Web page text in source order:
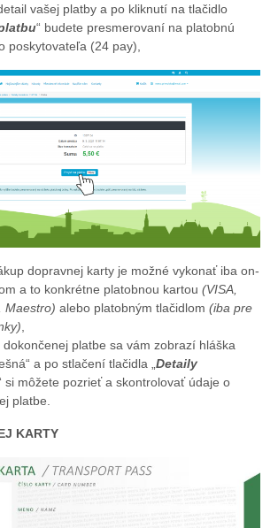
vašej platby a po kliknutí na tlačidlo
“ budete presmerovaní na platobnú
poskytovateľa (24 pay),
dopravnej karty je možné vykonať iba on-
a to konkrétne platobnou kartou (VISA,
Maestro) alebo platobným tlačidlom (iba pre
dokončenej platbe sa vám zobrazí hláška
a po stlačení tlačidla „ Detaily
si môžete pozrieť a skontrolovať údaje o
platbe.
KARTY